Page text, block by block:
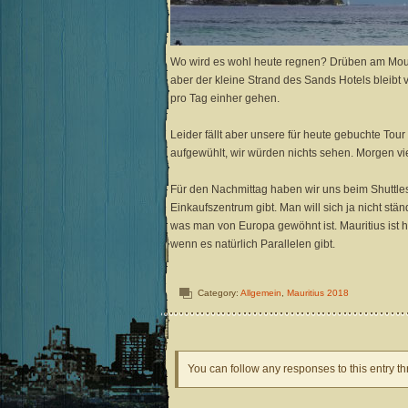
Wo wird es wohl heute regnen? Drüben am
aber der kleine Strand des Sands Hotels bleibt
pro Tag einher gehen.
Leider fällt aber unsere für heute gebuchte
aufgewühlt, wir würden nichts sehen. Morgen
Für den Nachmittag haben wir uns beim
Einkaufszentrum gibt. Man will sich ja nicht
was man von Europa gewöhnt ist. Mauritius ist
wenn es natürlich Parallelen gibt.
Category: Allgemein Mauritius 2018
You can follow any responses to this entry